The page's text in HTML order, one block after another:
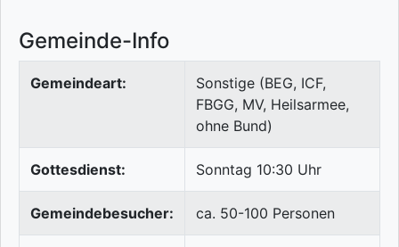
Gemeinde-Info
Gemeindeart:
Sonstige (BEG, ICF,
FBGG, MV, Heilsarmee,
ohne Bund)
Gottesdienst: Sonntag 10:30 Uhr
Gemeindebesucher: ca. 50-100 Personen